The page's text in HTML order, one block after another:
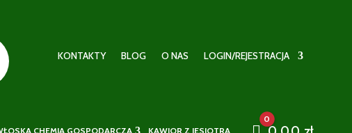
KONTAKTY BLOG O NAS LOGIN/REJESTRACJA
CHEMIA GOSPODARCZA KAWIOR Z JESIOTRA
0